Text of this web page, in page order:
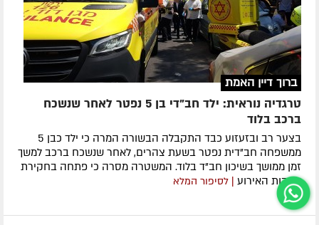
ברוך דיין האמת
טרגדיה נוראית: ילד חב"די בן 5 נפטר לאחר שנשכח
ברכב בלוד
בצער רב ובזעזוע כבד התקבלה הבשורה המרה כי ילד כבן 5
ממשפחה חב"דית נפטר בשעת צהרים, לאחר שנשכח ברכב למשך
זמן ממושך בשיכון חב"ד בלוד. המשטרה מסרה כי פתחה בחקירת
נסיבות האירוע | לסיפור המלא